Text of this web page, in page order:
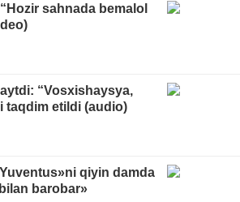
sahnada bemalol
“Vosxishaysya,
taqdim etildi (audio)
qiyin damda
barobar»